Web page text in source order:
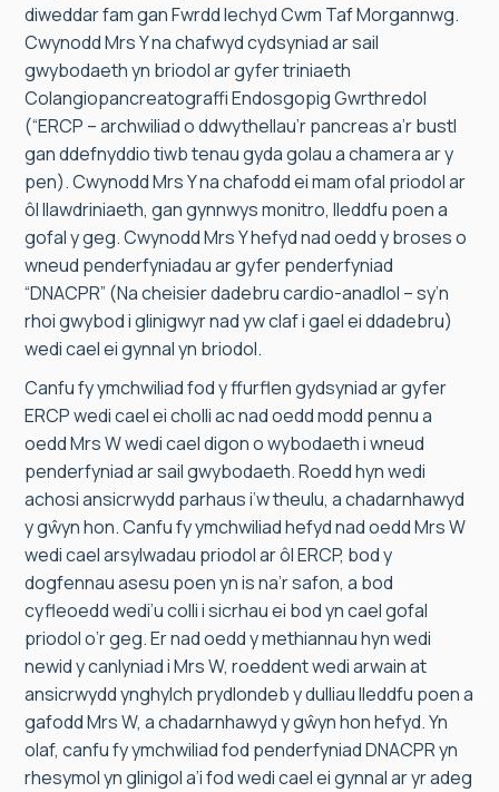
diweddar fam gan Fwrdd Iechyd Cwm Taf Morgannwg.
Cwynodd Mrs Y na chafwyd cydsyniad ar sail
gwybodaeth yn briodol ar gyfer triniaeth
Colangiopancreatograffi Endosgopig Gwrthredol
(“ERCP – archwiliad o ddwythellau’r pancreas a’r bustl
gan ddefnyddio tiwb tenau gyda golau a chamera ar y
pen). Cwynodd Mrs Y na chafodd ei mam ofal priodol ar
ôl llawdriniaeth, gan gynnwys monitro, lleddfu poen a
gofal y geg. Cwynodd Mrs Y hefyd nad oedd y broses o
wneud penderfyniadau ar gyfer penderfyniad
“DNACPR” (Na cheisier dadebru cardio-anadlol – sy’n
rhoi gwybod i glinigwyr nad yw claf i gael ei ddadebru)
wedi cael ei gynnal yn briodol.
Canfu fy ymchwiliad fod y ffurflen gydsyniad ar gyfer
ERCP wedi cael ei cholli ac nad oedd modd pennu a
oedd Mrs W wedi cael digon o wybodaeth i wneud
penderfyniad ar sail gwybodaeth. Roedd hyn wedi
achosi ansicrwydd parhaus i’w theulu, a chadarnhawyd
y gŵyn hon. Canfu fy ymchwiliad hefyd nad oedd Mrs W
wedi cael arsylwadau priodol ar ôl ERCP, bod y
dogfennau asesu poen yn is na’r safon, a bod
cyfleoedd wedi’u colli i sicrhau ei bod yn cael gofal
priodol o’r geg. Er nad oedd y methiannau hyn wedi
newid y canlyniad i Mrs W, roeddent wedi arwain at
ansicrwydd ynghylch prydlondeb y dulliau lleddfu poen a
gafodd Mrs W, a chadarnhawyd y gŵyn hon hefyd. Yn
olaf, canfu fy ymchwiliad fod penderfyniad DNACPR yn
rhesymol yn glinigol a’i fod wedi cael ei gynnal ar yr adeg